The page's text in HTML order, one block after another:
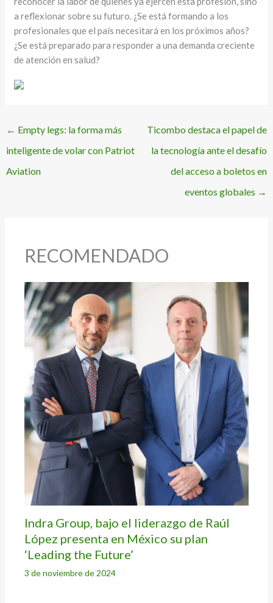
a reflexionar sobre su futuro. ¿Se está formando a los
profesionales que el país necesitará en los próximos años?
¿Se está preparado para responder a una demanda creciente
de atención en salud?
← Empty legs: la forma más
inteligente de volar con Patriot
Aviation
Ticombo destaca el papel de
la tecnología ante el desafío
del acceso a boletos en
eventos globales →
RECOMENDADO
Indra Group, bajo el liderazgo de Raúl
López presenta en México su plan
‘Leading the Future’
3 de noviembre de 2024